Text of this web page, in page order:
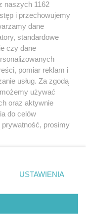
sp. z o.o.
naszych 1162
i przechowujemy
dane
standardowe
czy dane
pomiar reklam i
usług. Za zgodą
używać
oraz aktywnie
do celów
prywatność, prosimy
rogu strony
nie wymagają
miały
USTAWIENIA